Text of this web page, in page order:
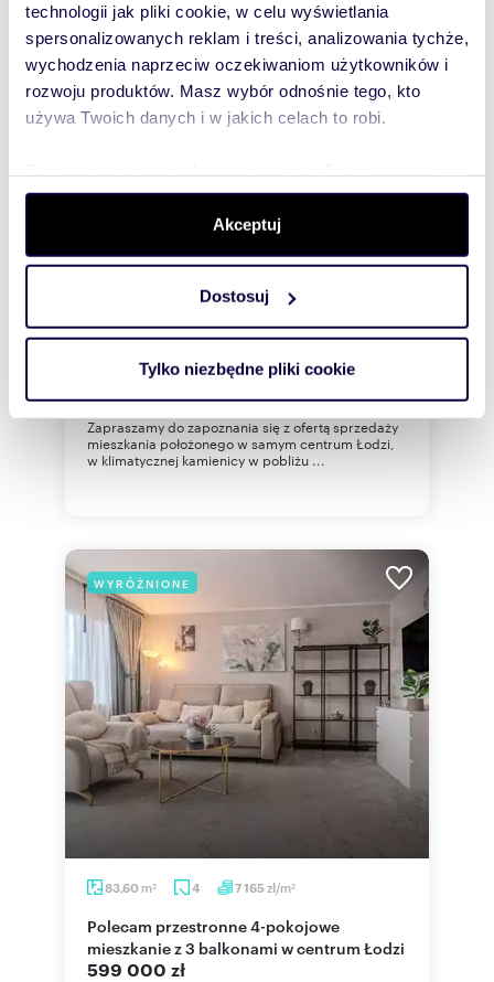
technologii jak pliki cookie, w celu wyświetlania
spersonalizowanych reklam i treści, analizowania tychże,
wychodzenia naprzeciw oczekiwaniom użytkowników i
rozwoju produktów. Masz wybór odnośnie tego, kto
używa Twoich danych i w jakich celach to robi.
dane są przetwarzane oraz ustaw własne preferencje w
. W Deklaracji plików cookie możesz
zmienić lub wycofać swoją zgodę w dowolnej chwili.
Wykorzystujemy pliki cookie do spersonalizowania treści
i reklam, aby oferować funkcje społecznościowe i
korzystasz z naszej witryny, udostępniamy partnerom
Partnerzy mogą połączyć te informacje z innymi danymi
otrzymanymi od Ciebie lub uzyskanymi podczas
Akceptuj
Dostosuj
Tylko niezbędne pliki cookie
73,16m2 3 4 784zł/m2
potencjałem w centrum Łodzi
350 000 zł
mieszkanie Łódź, Śródmieście, Pomorska
Zapraszamy do zapoznania się z ofertą sprzedaży
mieszkania położonego w samym centrum Łodzi,
w klimatycznej kamienicy w pobliżu ...
WYRÓŻNIONE
83,60 m2 4 7 165 zł/m2
Polecam przestronne 4-pokojowe
mieszkanie z 3 balkonami w centrum Łodzi
599 000 zł